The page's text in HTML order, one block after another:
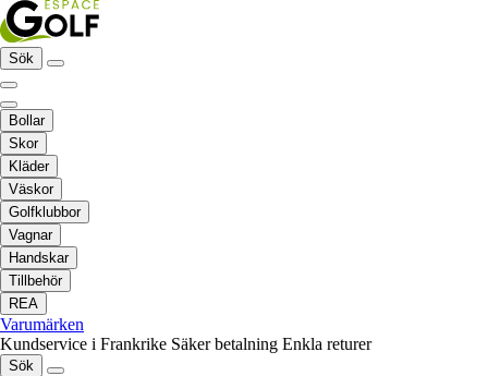
Sök
Bollar
Skor
Kläder
Väskor
Golfklubbor
Vagnar
Handskar
Tillbehör
REA
Varumärken
Kundservice i Frankrike Säker betalning Enkla returer
Sök